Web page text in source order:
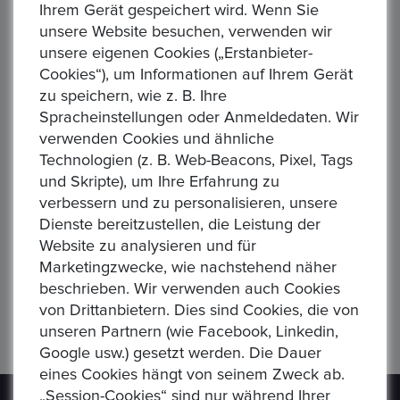
Kaiserreich Münze 1/2 Mark 1907 3x 1 Mark 1876 u.
1882
Preis : 90,00 €
Gut erhalten Etwas verschmutzt...
Anzahl von Artikeln:14/ Seiten2von2
‹ 1 2 ›
Ihrem Gerät gespeichert wird. Wenn Sie
unsere Website besuchen, verwenden wir
unsere eigenen Cookies („Erstanbieter-
Cookies“), um Informationen auf Ihrem Gerät
zu speichern, wie z. B. Ihre
Spracheinstellungen oder Anmeldedaten. Wir
verwenden Cookies und ähnliche
Technologien (z. B. Web-Beacons, Pixel, Tags
und Skripte), um Ihre Erfahrung zu
verbessern und zu personalisieren, unsere
Dienste bereitzustellen, die Leistung der
Website zu analysieren und für
Marketingzwecke, wie nachstehend näher
beschrieben. Wir verwenden auch Cookies
von Drittanbietern. Dies sind Cookies, die von
unseren Partnern (wie Facebook, Linkedin,
Google usw.) gesetzt werden. Die Dauer
eines Cookies hängt von seinem Zweck ab.
„Session-Cookies“ sind nur während Ihrer